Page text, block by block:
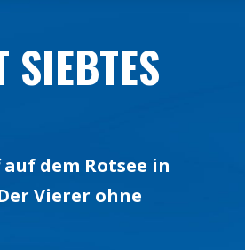
SIEBTES
dem Rotsee in
Vierer ohne